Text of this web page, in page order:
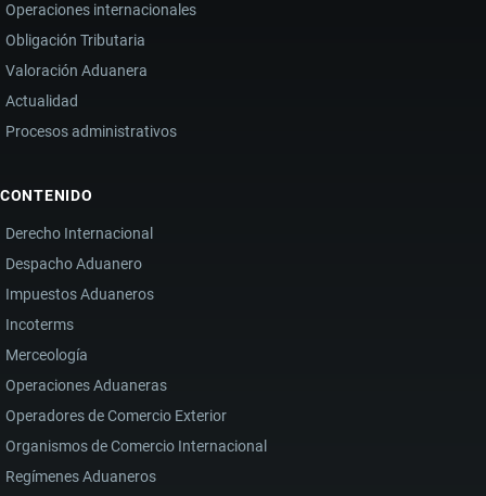
Operaciones internacionales
Obligación Tributaria
Valoración Aduanera
Actualidad
Procesos administrativos
CONTENIDO
Derecho Internacional
Despacho Aduanero
Impuestos Aduaneros
Incoterms
Merceología
Operaciones Aduaneras
Operadores de Comercio Exterior
Organismos de Comercio Internacional
Regímenes Aduaneros